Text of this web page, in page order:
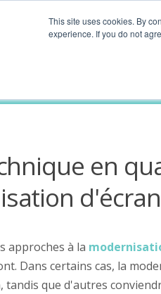
This site uses cookies. By
experience. If you do not
en
approches à la
Dans certains cas, la
tandis que d'autres